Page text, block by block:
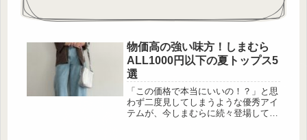
物価高の強い味方！しまむら
ALL1000円以下の夏トップス5
選
「この価格で本当にいいの！？」と思
わず二度見してしまうような優秀アイ
テムが、今しまむらに続々登場してい